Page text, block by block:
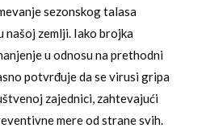
sezonskog talasa
zemlji. Iako brojka
u odnosu na prethodni
potvrđuje da se virusi gripa
zajednici, zahtevajući
mere od strane svih.